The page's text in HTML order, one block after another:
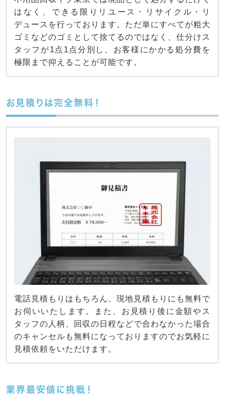
はなく、できる限りリユース・リサイクル・リ
デュースを行っております。ただ単にすべてが粗大
ゴミなどのゴミとして捨てるのではなく、仕分けス
タッフが1点1点分別し、お客様にかかる処分費を
極限まで抑えることが可能です。
お見積りは完全無料！
電話見積もりはもちろん、現地見積もりにも無料で
お伺いいたします。また、お見積り後に金額やス
タッフの人柄、回収の日程などで合わなかった場合
のキャンセルも無料になっておりますのでお気軽に
見積依頼をいただけます。
業界最安値に挑戦！